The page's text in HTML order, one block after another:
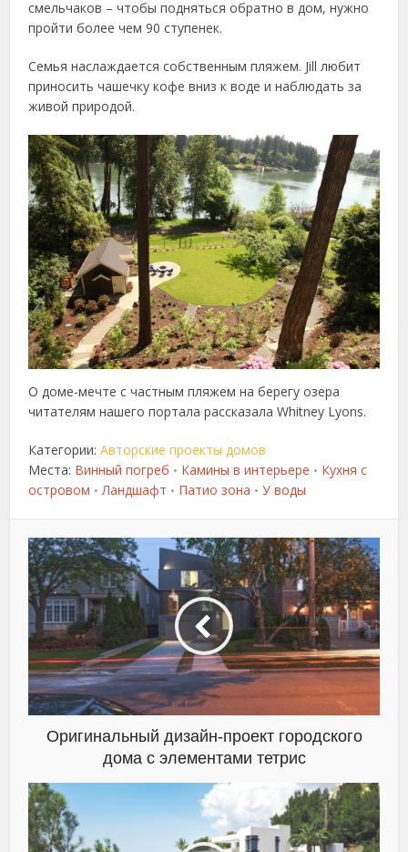
смельчаков – чтобы подняться обратно в дом, нужно
пройти более чем 90 ступенек.
Семья наслаждается собственным пляжем. Jill любит
приносить чашечку кофе вниз к воде и наблюдать за
живой природой.
О доме-мечте с частным пляжем на берегу озера
читателям нашего портала рассказала Whitney Lyons.
Категории:Авторские проекты домов
Места: Винный погреб • Камины в интерьере • Кухня с
островом • Ландшафт • Патио зона • У воды
Оригинальный дизайн-проект городского
дома с элементами тетрис